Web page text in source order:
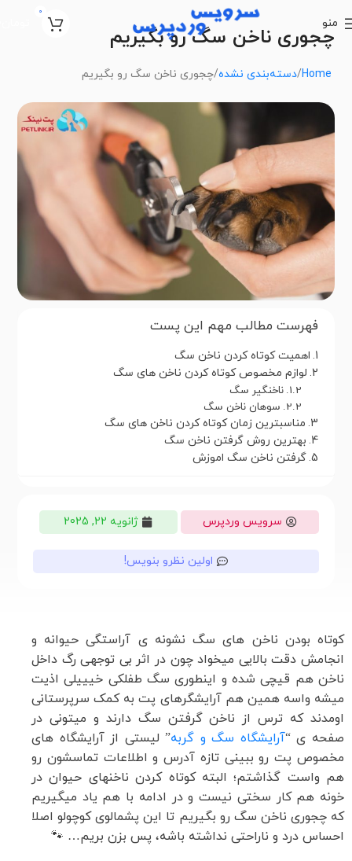
منو
0
چجوری ناخن سگ رو بگیریم
Home دسته‌بندی نشده چجوری ناخن سگ رو بگیریم
فهرست مطالب مهم این پست
اهمیت کوتاه کردن ناخن سگ
لوازم مخصوص کوتاه کردن ناخن های سگ
ناخنگیر سگ
سوهان ناخن سگ
مناسبترین زمان کوتاه کردن ناخن های سگ
بهترین روش گرفتن ناخن سگ
گرفتن ناخن سگ اموزش
سرویس وردپرس ژانویه 22, 2025
اولین نظرو بنویس!
کوتاه بودن ناخن های سگ نشونه ی آراستگی حیوانه و
انجامش دقت بالایی میخواد چون در اثر بی توجهی رگ داخل
ناخن هم قیچی شده و اینطوری سگ طفلکی خیییلی اذیت
میشه واسه همین هم آرایشگرهای پت به کمک سرپرستانی
اومدند که ترس از ناخن گرفتن سگ دارند و میتونی در
صفحه ی “آرایشگاه سگ و گربه” لیستی از آرایشگاه های
مخصوص پت رو ببینی تازه آدرس و اطلاعات تماسشون رو
هم واست گذاشتم؛ البته کوتاه کردن ناخنهای حیوان در
خونه هم کار سختی نیست و در ادامه با هم یاد میگیریم
که چجوری ناخن سگ رو بگیریم تا این پشمالوی کوچولو اصلا
احساس درد و ناراحتی نداشته باشه، پس بزن بریم… 🐾